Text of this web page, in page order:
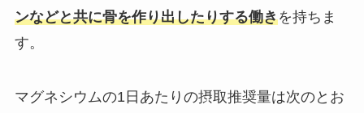
ンなどと共に骨を作り出したりする働きを持ちま
す。
マグネシウムの1日あたりの摂取推奨量は次のとお